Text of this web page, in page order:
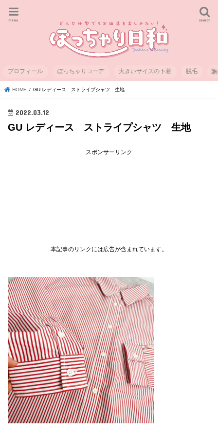
search
menu
プロフィール ぽっちゃりコーデ 大きいサイズの下着 脱毛
HOME GU レディース ストライプシャツ 生地
2022.03.12
GU レディース ストライプシャツ 生地
スポンサーリンク
本記事のリンクには広告が含まれています。